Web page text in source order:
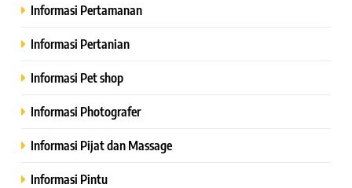
Informasi Pertamanan
Informasi Pertanian
Informasi Pet shop
Informasi Photografer
Informasi Pijat dan Massage
Informasi Pintu